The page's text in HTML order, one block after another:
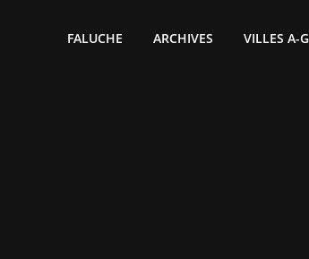
FALUCHE ARCHIVES VILLES A-G